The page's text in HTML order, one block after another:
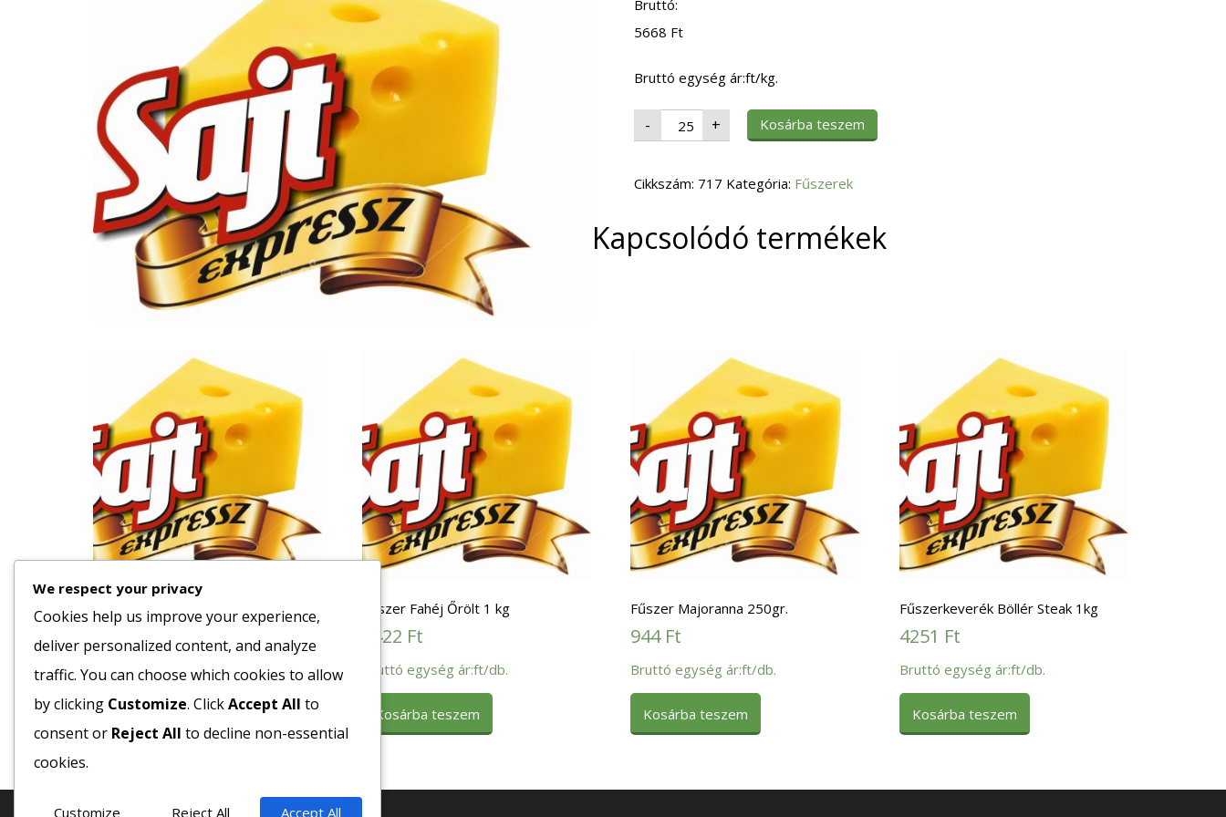
Bruttó:
5668 Ft
Bruttó egység ár:ft/kg.
- Fűszer
Chili
Pehely
+ Kosárba teszem
Cikkszám: 717 Kategória: Fűszerek
Kapcsolódó termékek
Fűszerkeverék Sültcsirke 1kg.
Ft
Bruttó egység ár:ft/db.
Kosárba teszem
Fűszer Fahéj Őrölt 1 kg
2422 Ft
Bruttó egység ár:ft/db.
Kosárba teszem
Fűszer Majoranna 250gr.
944 Ft
Bruttó egység ár:ft/db.
Kosárba teszem
Fűszerkeverék Böllér Steak 1kg
4251 Ft
Bruttó egység ár:ft/db.
Kosárba teszem
We respect your privacy
Cookies help us improve your experience,
deliver personalized content, and analyze
traffic. You can choose which cookies to allow
by clicking Customize. ClickAccept All to
consent or Reject All to decline non-essential
cookies.
Customize Reject All Accept All